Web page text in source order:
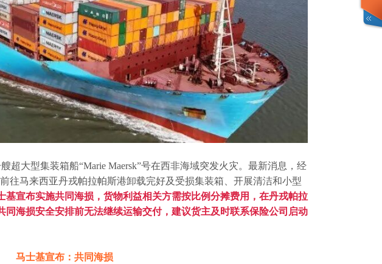
超大型集装箱船“Marie Maersk”号在西非海域突发火灾。最新消息， 经
往马来西亚丹戎帕拉帕斯港卸载完好及受损集装箱、开展清洁和小型
基宣布实施共同海损 ，货物利益相关方需按比例分摊费用，在丹戎帕拉
同海损安全安排前无法继续运输交付，建议货主及时联系保险公司启动
马士基宣布：共同海损